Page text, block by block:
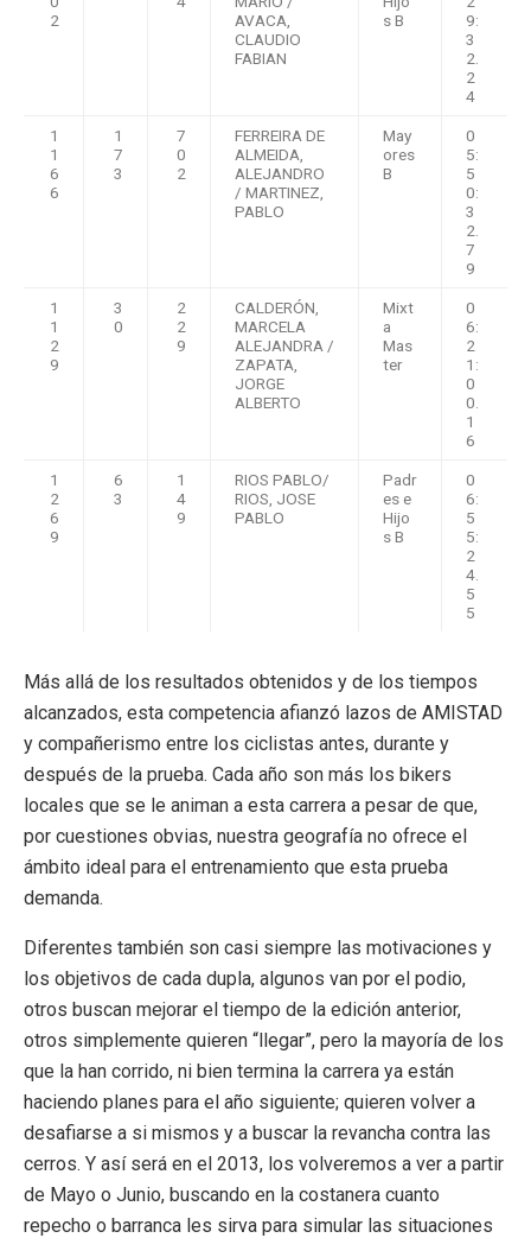
2
AVACA,
CLAUDIO
FABIAN
s B
9:
3
2.
2
4
1
1
6
6
1
7
3
7
0
2
FERREIRA DE
ALMEIDA,
ALEJANDRO
/ MARTINEZ,
PABLO
May
ores
B
0
5:
5
0:
3
2.
7
9
1
1
2
9
3
0
2
2
9
CALDERÓN,
MARCELA
ALEJANDRA /
ZAPATA,
JORGE
ALBERTO
Mixt
a
Mas
ter
0
6:
2
1:
0
0.
1
6
1
2
6
9
6
3
1
4
9
RIOS PABLO/
RIOS, JOSE
PABLO
Padr
es e
Hijo
s B
0
6:
5
5:
2
4.
5
5
Más allá de los resultados obtenidos y de los tiempos
alcanzados, esta competencia afianzó lazos de AMISTAD
y compañerismo entre los ciclistas antes, durante y
después de la prueba. Cada año son más los bikers
locales que se le animan a esta carrera a pesar de que,
por cuestiones obvias, nuestra geografía no ofrece el
ámbito ideal para el entrenamiento que esta prueba
demanda.
Diferentes también son casi siempre las motivaciones y
los objetivos de cada dupla, algunos van por el podio,
otros buscan mejorar el tiempo de la edición anterior,
otros simplemente quieren “llegar”, pero la mayoría de los
que la han corrido, ni bien termina la carrera ya están
haciendo planes para el año siguiente; quieren volver a
desafiarse a si mismos y a buscar la revancha contra las
cerros. Y así será en el 2013, los volveremos a ver a partir
de Mayo o Junio, buscando en la costanera cuanto
repecho o barranca les sirva para simular las situaciones